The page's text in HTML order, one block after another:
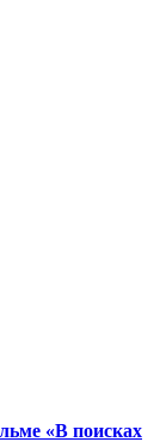
«В поисках